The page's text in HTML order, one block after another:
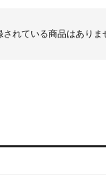
されている商品はありま